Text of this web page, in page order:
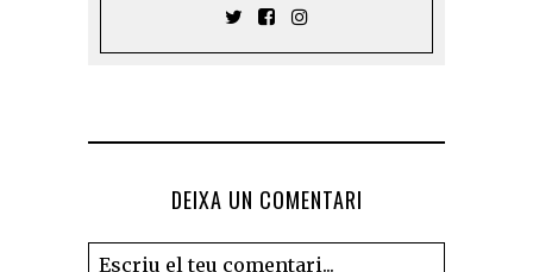
DEIXA UN COMENTARI